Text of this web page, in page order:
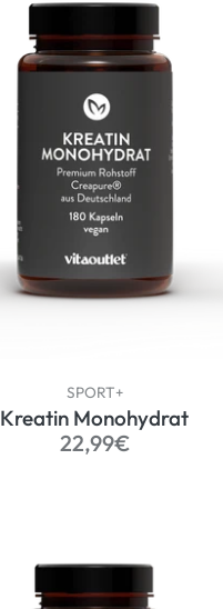
SPORT+
Kreatin Monohydrat
Normaler
22,99€